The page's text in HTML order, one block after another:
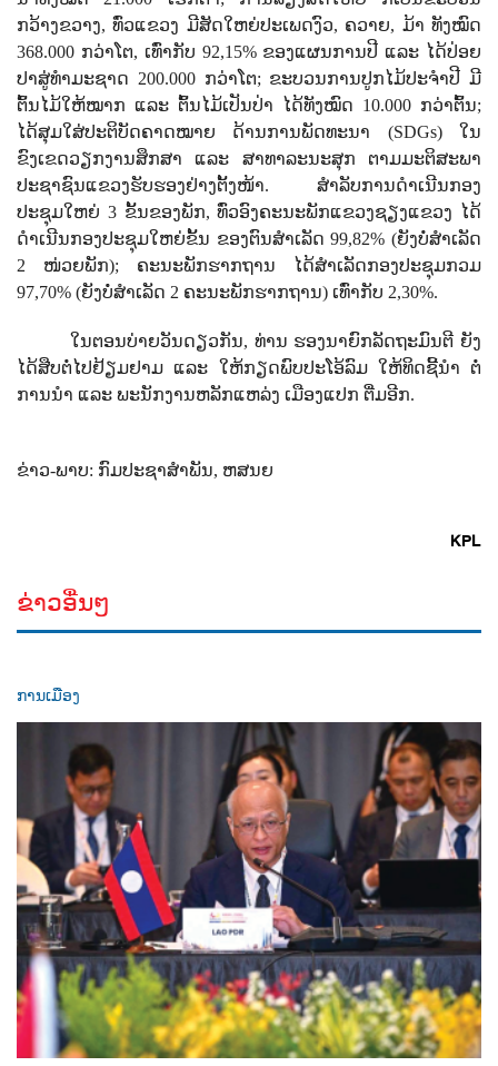
ກວ້າງຂວາງ,ທົ່ວແຂວງ ມີສັດໃຫຍ່ປະເພດງົວ, ຄວາຍ, ມ້າ ທັງໝົດ
368.000 ກວ່າໂຕ, ເທົ່າກັບ 92,15%ຂອງແຜນການປີ ແລະ ໄດ້ປ່ອຍ
ປາສູ່ທໍາມະຊາດ 200.000ກວ່າໂຕ; ຂະບວນການປູກໄມ້ປະຈຳປີ ມີ
ຕົ້ນໄມ້ໃຫ້ໝາກ ແລະ ຕົ້ນໄມ້ເປັນປ່າ ໄດ້ທັງໝົດ 10.000 ກວ່າຕົ້ນ;
ໄດ້ສຸມໃສ່ປະຕິບັດຄາດໝາຍ ດ້ານການພັດທະນາ (SDGs) ໃນ
ຂົງເຂດວຽກງານສຶກສາ ແລະ ສາທາລະນະສຸກ ຕາມມະຕິສະພາ
ປະຊາຊົນແຂວງຮັບຮອງຢ່າງຕັ້ງໜ້າ. ສໍາລັບການດໍາເນີນກອງ
ປະຊຸມໃຫຍ່ 3 ຂັ້ນຂອງພັກ,ທົ່ວອົງຄະນະພັກແຂວງຊຽງແຂວງ ໄດ້
ດໍາເນີນກອງປະຊຸມໃຫຍ່ຂັ້ນ ຂອງຕົນສໍາເລັດ99,82% (ຍັງບໍ່ສໍາເລັດ
2 ໜ່ວຍພັກ); ຄະນະພັກຮາກຖານ ໄດ້ສໍາເລັດກອງປະຊຸມກວມ
97,70% (ຍັງບໍ່ສໍາເລັດ 2 ຄະນະພັກຮາກຖານ) ເທົ່າກັບ 2,30%.
ໃນຕອນບ່າຍວັນດຽວກັນ, ທ່ານ ຮອງນາຍົກລັດຖະມົນຕີ ຍັງ
ໄດ້ສືບຕໍ່ໄປຢ້ຽມຢາມ ແລະ ໃຫ້ກຽດພົບປະໂອ້ລົມ ໃຫ້ທິດຊີ້ນຳ ຕໍ່
ການນຳ ແລະ ພະນັກງານຫລັກແຫລ່ງ ເມືອງແປກ ຕື່ມອີກ.
ຂ່າວ-ພາບ: ກົມປະຊາສຳພັນ, ຫສນຍ
KPL
ຂ່າວອື່ນໆ
ການເມືອງ